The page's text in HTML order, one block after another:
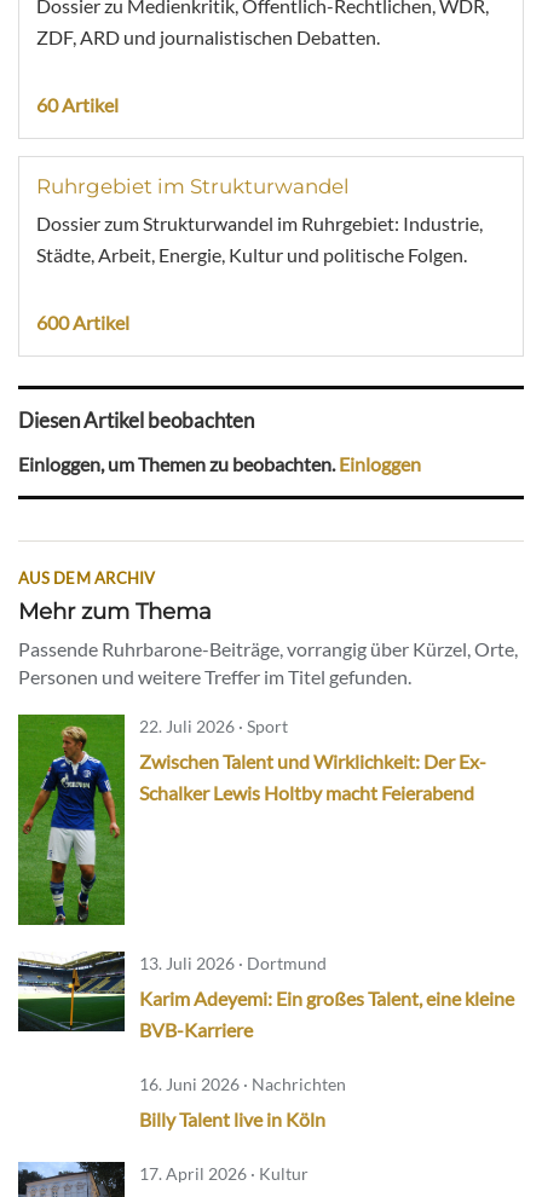
Dossier zu Medienkritik, Öffentlich-Rechtlichen, WDR,
ZDF, ARD und journalistischen Debatten.
60 Artikel
Ruhrgebiet im Strukturwandel
Dossier zum Strukturwandel im Ruhrgebiet: Industrie,
Städte, Arbeit, Energie, Kultur und politische Folgen.
600 Artikel
Diesen Artikel beobachten
Einloggen, um Themen zu beobachten. Einloggen
AUS DEM ARCHIV
Mehr zum Thema
Passende Ruhrbarone-Beiträge, vorrangig über Kürzel, Orte,
Personen und weitere Treffer im Titel gefunden.
22. Juli 2026 · Sport
Zwischen Talent und Wirklichkeit: Der Ex-
Schalker Lewis Holtby macht Feierabend
13. Juli 2026 · Dortmund
Karim Adeyemi: Ein großes Talent, eine kleine
BVB-Karriere
16. Juni 2026 · Nachrichten
Billy Talent live in Köln
17. April 2026 · Kultur